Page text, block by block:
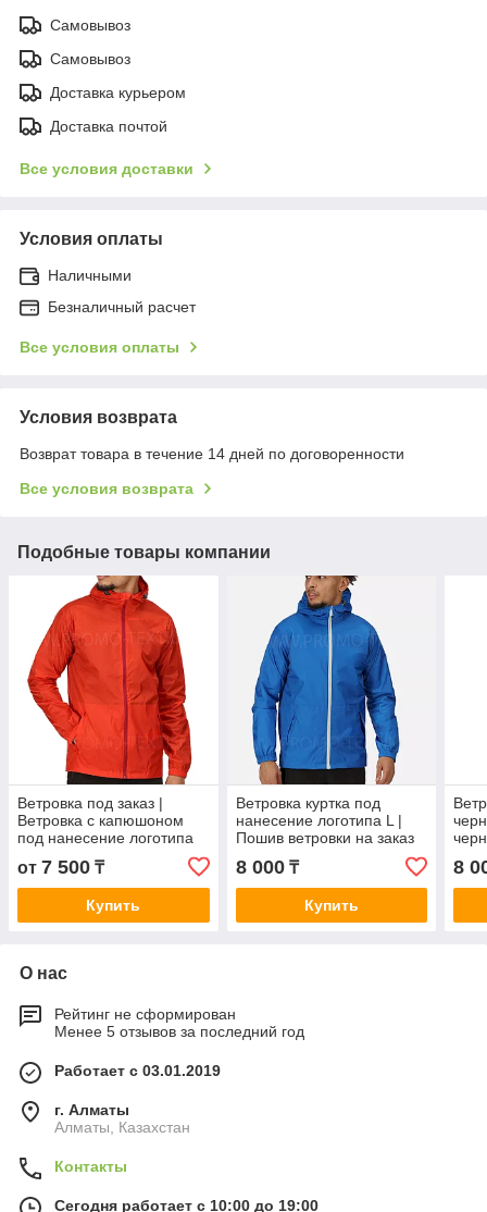
Самовывоз
Самовывоз
Доставка курьером
Доставка почтой
Все условия доставки
Условия оплаты
Наличными
Безналичный расчет
Все условия оплаты
Условия возврата
Возврат товара в течение 14 дней по договоренности
Все условия возврата
Подобные товары компании
Ветровка под заказ |
Ветровка с капюшоном
под нанесение логотипа
от 7 500 ₸
Купить
Ветровка куртка под
нанесение логотипа L |
Пошив ветровки на заказ
8 000₸
Купить
8
О нас
Рейтинг не сформирован
Менее 5 отзывов за последний год
Работает с 03.01.2019
г. Алматы
Алматы, Казахстан
Контакты
Сегодня работает с 10:00 до 19:00